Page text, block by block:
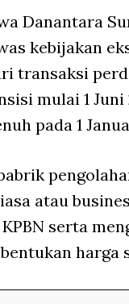
Danantara
kebijakan
transaksi
mulai 1 Juni
pada 1
atau
serta
harga